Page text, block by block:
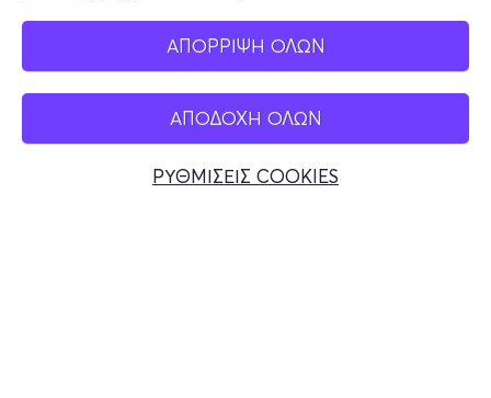
ΑΠΟΡΡΙΨΗ ΟΛΩΝ
ΑΠΟΔΟΧΗ ΟΛΩΝ
ΡΥΘΜΙΣΕΙΣ COOKIES
Mobile app